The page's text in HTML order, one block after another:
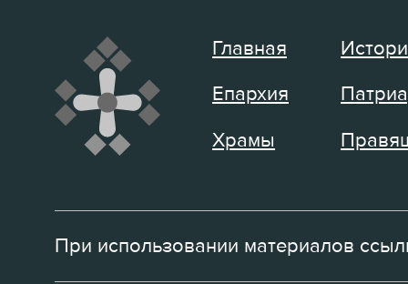
Главная
Епархия
Храмы
При использовании материалов